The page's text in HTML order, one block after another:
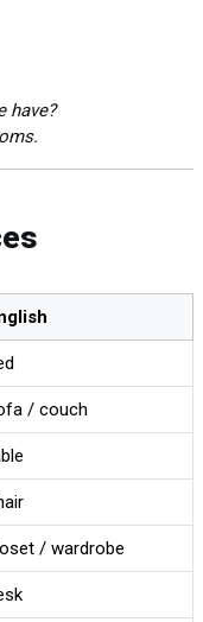
have?
/ couch
/ wardrobe